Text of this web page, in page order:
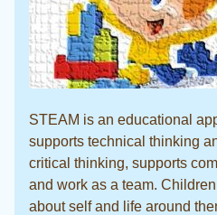
STEAM is an educational
supports technical thinking
critical thinking, supports
and work as a team.
about self and life around